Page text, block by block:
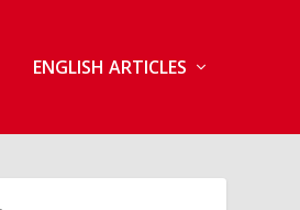
ENGLISH ARTICLES